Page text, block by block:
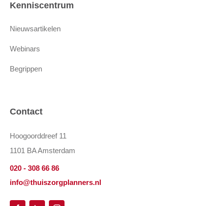
Kenniscentrum
Nieuwsartikelen
Webinars
Begrippen
Contact
Hoogoorddreef 11
1101 BA Amsterdam
020 - 308 66 86
info@thuiszorgplanners.nl